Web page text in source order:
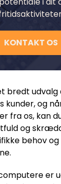
KONTAKT OS
bredt
kunder, og
fra os, kan
og
behov
er